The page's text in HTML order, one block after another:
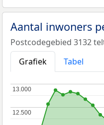
Aantal inwoners
Postcodegebied 3132
Grafiek
Tabel
12.500
12.500
13.000
13.000